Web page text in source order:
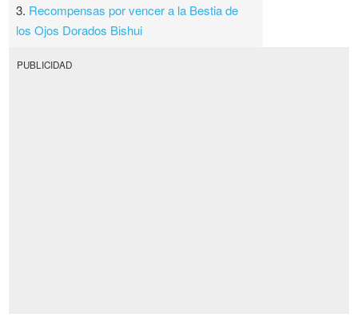
3. Recompensas por vencer a la Bestia de
los Ojos Dorados Bishui
PUBLICIDAD